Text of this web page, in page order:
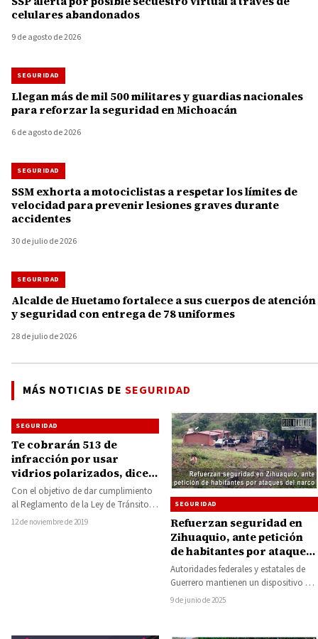
celulares abandonados
9 de agosto de 2026
SEGURIDAD
Llegan más de mil 500 militares y guardias nacionales
para reforzar la seguridad en Michoacán
6 de agosto de 2026
SEGURIDAD
SSM exhorta a motociclistas a respetar los límites de
velocidad para prevenir lesiones graves durante
accidentes
30 de julio de 2026
SEGURIDAD
Alcalde de Huetamo fortalece a sus cuerpos de atención
y seguridad con entrega de 78 uniformes
28 de julio de 2026
MÁS NOTICIAS DE SEGURIDAD
SEGURIDAD
Te cobrarán 513 de
infracción por usar
vidrios polarizados, dice
la SSP
Con el objetivo de dar cumplimiento
al Reglamento de la Ley de Tránsito y
Vialidad del Estado, la…
12 de noviembre de 2019
SEGURIDAD
Refuerzan seguridad en
Zihuaquio, ante petición
de habitantes por ataques
del narco
Autoridades federales y estatales de
Guerrero mantienen un dispositivo de
seguridad en la localidad de
9 de junio de 2025